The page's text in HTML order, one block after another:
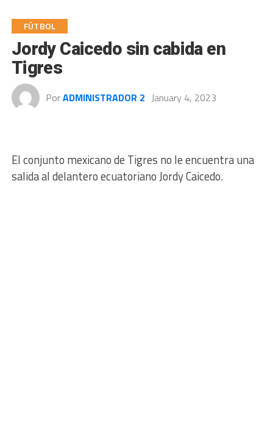
FÚTBOL
Jordy Caicedo sin cabida en
Tigres
PorADMINISTRADOR 2 January 4, 2023
El conjunto mexicano de Tigres no le encuentra una
salida al delantero ecuatoriano Jordy Caicedo.